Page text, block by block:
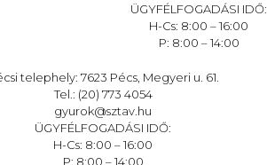
ÜGYFÉLFOGADÁSI IDŐ:
H-Cs: 8:00 – 16:00
P: 8:00 – 14:00
telephely: 7623 Pécs, Megyeri u. 61.
Tel.: (20) 773 4054
gyurok@sztav.hu
ÜGYFÉLFOGADÁSI IDŐ:
H-Cs: 8:00 – 16:00
P: 8:00 – 14:00